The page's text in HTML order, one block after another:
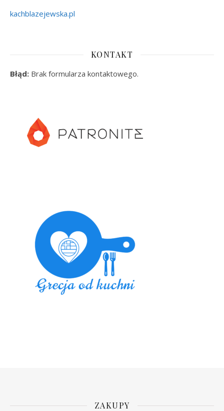
kachblazejewska.pl
KONTAKT
Błąd: Brak formularza kontaktowego.
ZAKUPY